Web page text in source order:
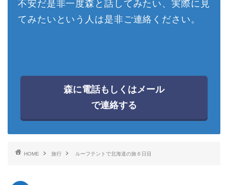
不安だ是非一度森と話してみたい、実際に見
てみたいという人は是非ご連絡ください。
森に電話もしくはメール
で連絡する
HOME 旅行 ルーフテントで北海道の旅６日目